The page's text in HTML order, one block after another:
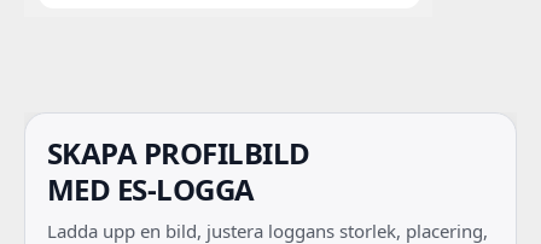
SKAPA PROFILBILD
MED ES-LOGGA
Ladda upp en bild, justera loggans storlek, placering,